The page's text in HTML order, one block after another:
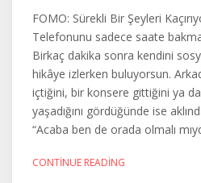
FOMO: Sürekli Bir Şeyleri
Telefonunu sadece saate
Birkaç dakika sonra kendini
hikâye izlerken buluyorsun.
içtiğini, bir konsere gittiğini ya
yaşadığını gördüğünde ise
“Acaba ben de orada olmalı
CONTINUE READING